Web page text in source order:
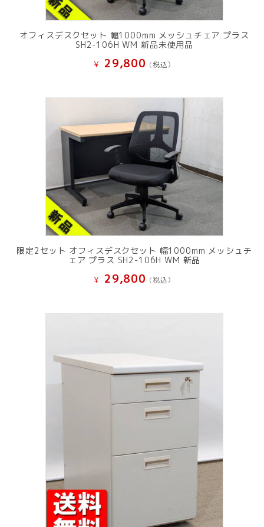
オフィスデスクセット 幅1000mm メッシュチェア プラス
SH2-106H WM 新品未使用品
¥ 29,800 (税込）
限定2セット オフィスデスクセット 幅1000mm メッシュチ
ェア プラス SH2-106H WM 新品
¥ 29,800 (税込）